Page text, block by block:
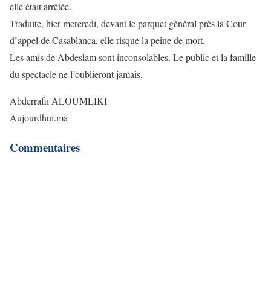
elle était arrêtée.
Traduite, hier mercredi, devant le parquet général près la Cour
d’appel de Casablanca, elle risque la peine de mort.
Les amis de Abdeslam sont inconsolables. Le public et la famille
du spectacle ne l’oublieront jamais.
Abderrafii ALOUMLIKI
Aujourdhui.ma
Commentaires